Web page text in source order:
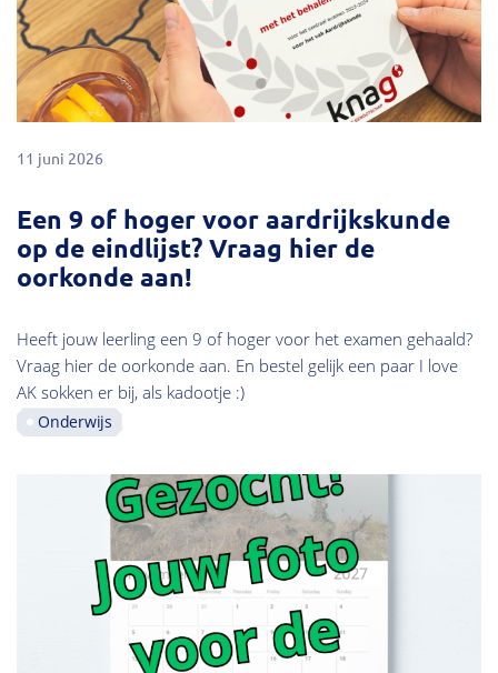
11 juni 2026
Een 9 of hoger voor aardrijkskunde
op de eindlijst? Vraag hier de
oorkonde aan!
Heeft jouw leerling een 9 of hoger voor het examen gehaald?
Vraag hier de oorkonde aan. En bestel gelijk een paar I love
AK sokken er bij, als kadootje :)
Onderwijs